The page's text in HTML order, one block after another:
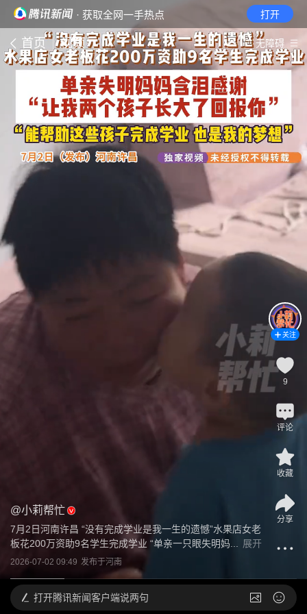
· 获取全网一手热点 打开
首页 视频 无障碍
@小莉帮忙
7月2日河南许昌 “没有完成学业是我一生的遗憾”水果店女老
板花200万资助9名学生完成学业 “单亲一只眼失明妈...
展开
2026-07-02 09:49 发布于河南
关注
9
评论
收藏
分享
打开腾讯新闻客户端说两句